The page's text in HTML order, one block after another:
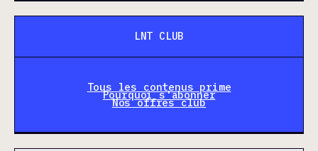
LNT CLUB
Tous les contenus prime
Pourquoi s'abonner
Nos offres club